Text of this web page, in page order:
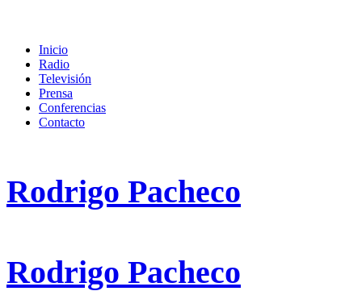
Inicio
Radio
Televisión
Prensa
Conferencias
Contacto
Rodrigo Pacheco
Rodrigo Pacheco